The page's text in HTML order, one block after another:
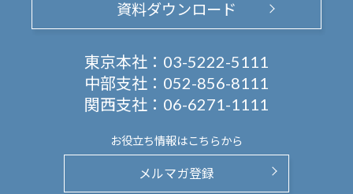
資料ダウンロード
東京本社： 03-5222-5111
中部支社： 052-856-8111
関西支社： 06-6271-1111
お役立ち情報はこちらから
メルマガ登録